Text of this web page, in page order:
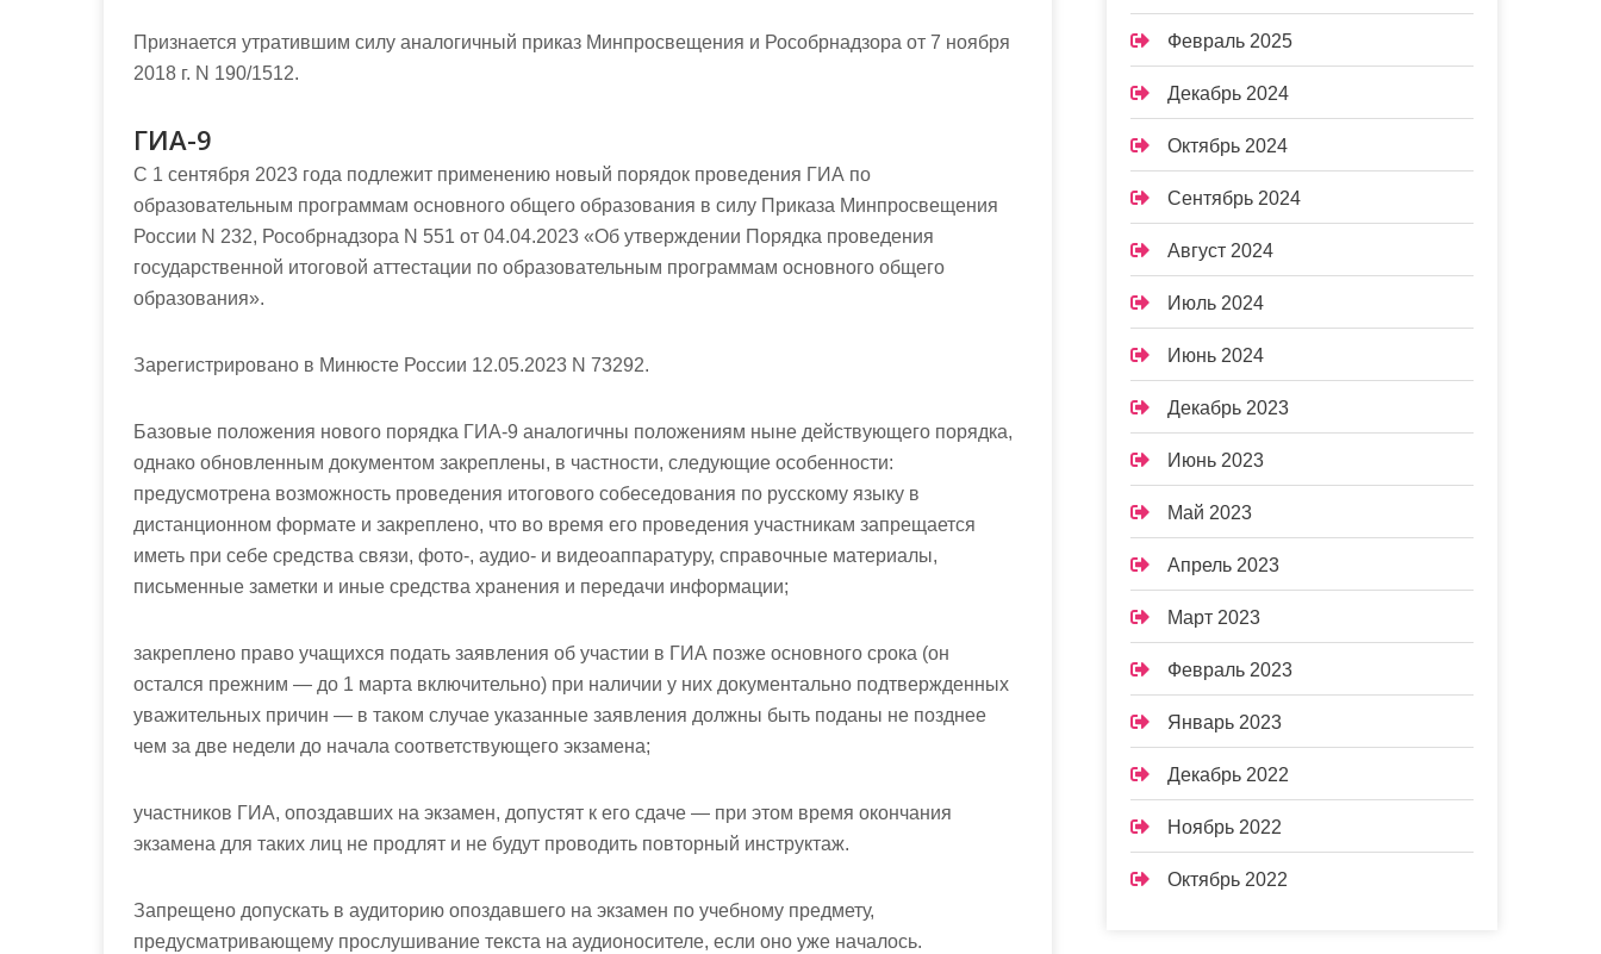
Признается утратившим силу аналогичный приказ Минпросвещения и Рособрнадзора от 7 ноября
2018 г. N 190/1512.
ГИА-9
С 1 сентября 2023 года подлежит применению новый порядок проведения ГИА по
образовательным программам основного общего образования в силу Приказа Минпросвещения
России N 232, Рособрнадзора N 551 от 04.04.2023 «Об утверждении Порядка проведения
государственной итоговой аттестации по образовательным программам основного общего
образования».
Зарегистрировано в Минюсте России 12.05.2023 N 73292.
Базовые положения нового порядка ГИА-9 аналогичны положениям ныне действующего порядка,
однако обновленным документом закреплены, в частности, следующие особенности:
предусмотрена возможность проведения итогового собеседования по русскому языку в
дистанционном формате и закреплено, что во время его проведения участникам запрещается
иметь при себе средства связи, фото-, аудио- и видеоаппаратуру, справочные материалы,
письменные заметки и иные средства хранения и передачи информации;
закреплено право учащихся подать заявления об участии в ГИА позже основного срока (он
остался прежним — до 1 марта включительно) при наличии у них документально подтвержденных
уважительных причин — в таком случае указанные заявления должны быть поданы не позднее
чем за две недели до начала соответствующего экзамена;
участников ГИА, опоздавших на экзамен, допустят к его сдаче — при этом время окончания
экзамена для таких лиц не продлят и не будут проводить повторный инструктаж.
Запрещено допускать в аудиторию опоздавшего на экзамен по учебному предмету,
предусматривающему прослушивание текста на аудионосителе, если оно уже началось.
Февраль 2025
Декабрь 2024
Октябрь 2024
Сентябрь 2024
Август 2024
Июль 2024
Июнь 2024
Декабрь 2023
Июнь 2023
Май 2023
Апрель 2023
Март 2023
Февраль 2023
Январь 2023
Декабрь 2022
Ноябрь 2022
Октябрь 2022